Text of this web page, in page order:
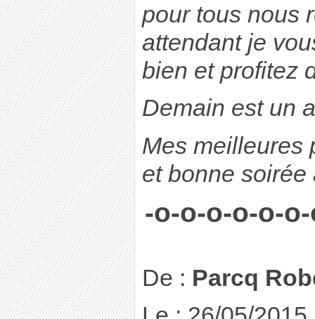
pour tous nous
attendant je
bien et profitez
Demain est un
Mes meilleures
et bonne soirée
-o-o-o-o-o-
De : Parcq